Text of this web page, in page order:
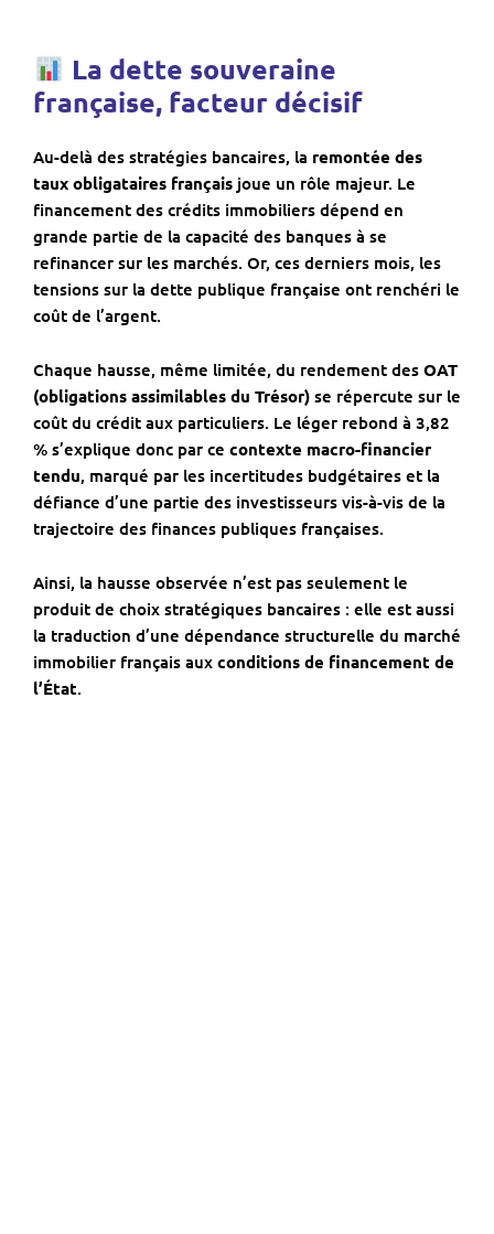
La dette souveraine
française, facteur décisif
Au-delà des stratégies bancaires, la remontée des
taux obligataires français joue un rôle majeur. Le
financement des crédits immobiliers dépend en
grande partie de la capacité des banques à se
refinancer sur les marchés. Or, ces derniers mois, les
tensions sur la dette publique française ont renchéri le
coût de l’argent.
Chaque hausse, même limitée, du rendement des OAT
(obligations assimilables du Trésor) se répercute sur le
coût du crédit aux particuliers. Le léger rebond à 3,82
% s’explique donc par ce contexte macro-financier
tendu, marqué par les incertitudes budgétaires et la
défiance d’une partie des investisseurs vis-à-vis de la
trajectoire des finances publiques françaises.
Ainsi, la hausse observée n’est pas seulement le
produit de choix stratégiques bancaires : elle est aussi
la traduction d’une dépendance structurelle du marché
immobilier français aux conditions de financement de
l’État.